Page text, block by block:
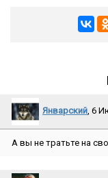
Январский, 6
А вы не тратьте на